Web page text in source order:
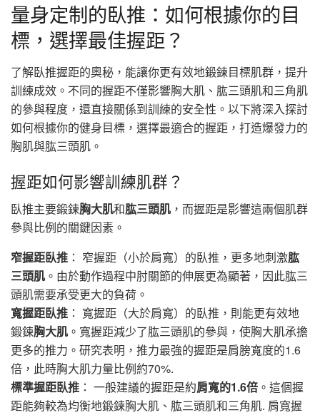
量身定制的臥推：如何根據你的目
標，選擇最佳握距？
了解臥推握距的奧秘，能讓你更有效地鍛鍊目標肌群，提升
訓練成效。不同的握距不僅影響胸大肌、肱三頭肌和三角肌
的參與程度，還直接關係到訓練的安全性。以下將深入探討
如何根據你的健身目標，選擇最適合的握距，打造爆發力的
胸肌與肱三頭肌。
握距如何影響訓練肌群？
臥推主要鍛鍊胸大肌和肱三頭肌 ，而握距是影響這兩個肌群
參與比例的關鍵因素。
窄握距臥推 ： 窄握距（小於肩寬）的臥推，更多地刺激肱
三頭肌 。由於動作過程中肘關節的伸展更為顯著，因此肱三
頭肌需要承受更大的負荷。
寬握距臥推 ： 寬握距（大於肩寬）的臥推，則能更有效地
鍛鍊胸大肌 。寬握距減少了肱三頭肌的參與，使胸大肌承擔
更多的推力。研究表明，推力最強的握距是肩膀寬度的1.6
倍，此時胸大肌力量比例約70%.
標準握距臥推 ： 一般建議的握距是約肩寬的1.6倍 。這個握
距能夠較為均衡地鍛鍊胸大肌、肱三頭肌和三角肌. 肩寬握